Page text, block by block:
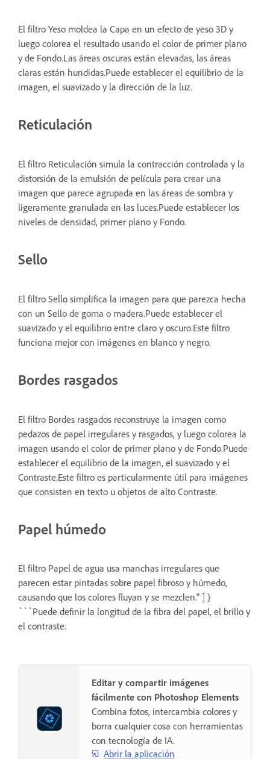
El filtro Yeso moldea la Capa en un efecto de yeso 3D y
luego colorea el resultado usando el color de primer plano
y de Fondo.Las áreas oscuras están elevadas, las áreas
claras están hundidas.Puede establecer el equilibrio de la
imagen, el suavizado y la dirección de la luz.
Reticulación
El filtro Reticulación simula la contracción controlada y la
distorsión de la emulsión de película para crear una
imagen que parece agrupada en las áreas de sombra y
ligeramente granulada en las luces.Puede establecer los
niveles de densidad, primer plano y Fondo.
Sello
El filtro Sello simplifica la imagen para que parezca hecha
con un Sello de goma o madera.Puede establecer el
suavizado y el equilibrio entre claro y oscuro.Este filtro
funciona mejor con imágenes en blanco y negro.
Bordes rasgados
El filtro Bordes rasgados reconstruye la imagen como
pedazos de papel irregulares y rasgados, y luego colorea la
imagen usando el color de primer plano y de Fondo.Puede
establecer el equilibrio de la imagen, el suavizado y el
Contraste.Este filtro es particularmente útil para imágenes
que consisten en texto u objetos de alto Contraste.
Papel húmedo
El filtro Papel de agua usa manchas irregulares que
parecen estar pintadas sobre papel fibroso y húmedo,
causando que los colores fluyan y se mezclen." ] }
```Puede definir la longitud de la fibra del papel, el brillo y
el contraste.
Editar y compartir imágenes
fácilmente con Photoshop Elements
Combina fotos, intercambia colores y
borra cualquier cosa con herramientas
con tecnología de IA.
Abrir la aplicación